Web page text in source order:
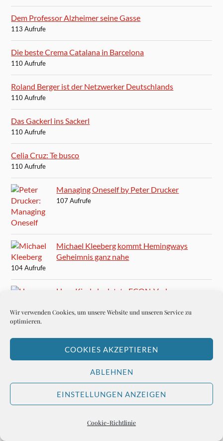
Wir verwenden Cookies, um unsere Website und unseren Service zu
optimieren.
COOKIES AKZEPTIEREN
ABLEHNEN
EINSTELLUNGEN ANZEIGEN
Cookie-Richtlinie
Dem Professor Alzheimer seine Gasse
113 Aufrufe
Die beste Crema Catalana in Barcelona
110 Aufrufe
Roland Berger ist der Netzwerker Deutschlands
110 Aufrufe
Das Gackerl ins Sackerl
110 Aufrufe
Celia Cruz: Te busco
110 Aufrufe
Managing Oneself by Peter Drucker
107 Aufrufe
Michael Kleeberg kommt Hemingways
Geheimnis ganz nahe
104 Aufrufe
Hero Kind, der letzte ECON-Verleger
Das beste Konzert: Fats Domino
101 Aufrufe
Paul Anka: You and I
Arnett Cobb – der Saxophonist, der nicht gehen kann
95 Aufrufe
Die besten Sänger aller Zeiten